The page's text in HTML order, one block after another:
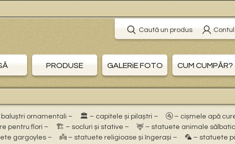
Caută un produs
PRODUSE GALERiE FOTO CUM CUMPĂR?
ornamentali – 🏛 – capitele și pilaștri – 🚰 – cișmele apă
pentru flori – 🏗 – socluri și stative – 🦌 – statuete animale
gargoyles – 👼 – statuete religioase și îngerași – 🦜 – statuete